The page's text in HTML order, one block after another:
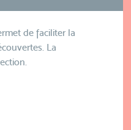
de faciliter la
La